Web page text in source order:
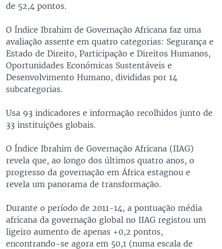
de 52,4 pontos.
O Índice Ibrahim de Governação Africana faz uma
avaliação assente em quatro categorias: Segurança e
Estado de Direito, Participação e Direitos Humanos,
Oportunidades Económicas Sustentáveis e
Desenvolvimento Humano, divididas por 14
subcategorias.
Usa 93 indicadores e informação recolhidos junto de
33 instituições globais.
O Índice Ibrahim de Governação Africana (IIAG)
revela que, ao longo dos últimos quatro anos, o
progresso da governação em África estagnou e
revela um panorama de transformação.
Durante o período de 2011-14, a pontuação média
africana da governação global no IIAG registou um
ligeiro aumento de apenas +0,2 pontos,
encontrando-se agora em 50,1 (numa escala de